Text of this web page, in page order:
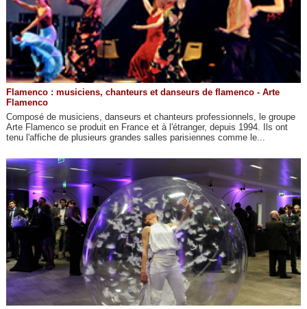
Flamenco : musiciens, chanteurs et danseurs de flamenco - Arte
Flamenco
Composé de musiciens, danseurs et chanteurs professionnels, le groupe
Arte Flamenco se produit en France et à l'étranger, depuis 1994. Ils ont
tenu l'affiche de plusieurs grandes salles parisiennes comme le...